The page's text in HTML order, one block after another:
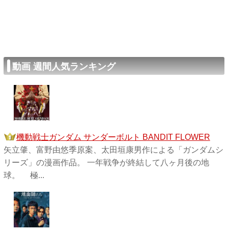
動画 週間人気ランキング
機動戦士ガンダム サンダーボルト BANDIT FLOWER
矢立肇、富野由悠季原案、太田垣康男作による「ガンダムシ
リーズ」の漫画作品。 一年戦争が終結して八ヶ月後の地
球。 極...